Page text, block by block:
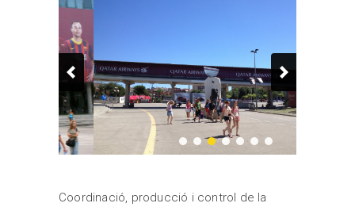
Coordinació, producció i control de la